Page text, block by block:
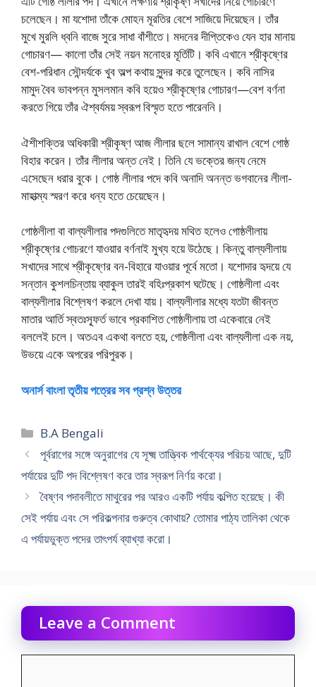
চলেছেন। মা যশোদা তাঁকে মোহন মূরতির বেশে সাজিয়ে দিয়েছেন। তাঁর
মুখে মুরলি ধ্বনি বাজে সুরে সাধা বাঁশীতে। মদনের দীপ্তিকেও যেন হার মানায়
গোচারণ— কালো তাঁর সেই নয়ন মনোহর মূর্তিটি। কবি এখানে শ্রীকৃষ্ণের
বেশ-পরিধান সৌন্দর্যকে খুব অল্প কথায় সুন্দর করে তুলেছেন। কবি নাসির
মামুদ বৈব ভাবপন্ন মুসলমান কবি হয়েও শ্রীকৃষ্ণের গোচারণ—বেশ বর্ণনা
করতে গিয়ে তাঁর ঐশ্বর্যময় স্বরূপ বিস্মৃত হতে পারেননি।
ঐশীশক্তির অধিকারী শ্রীকৃষ্ণ আজ লীলার ছলে সামান্য রাখাল বেশে গোষ্ঠ
বিহার করেন। তাঁর লীলার অন্ত নেই। তিনি যে ভক্তের জন্য নেমে
এসেছেন ধরার বুকে। গোষ্ঠ লীলার পদে কবি অনাদি অনন্ত ভগবানের লীলা-
মাহাত্ম্য স্মরণ করে ধন্য হতে চেয়েছেন।
গোষ্ঠলীলা বা বাল্যলীলার পদগুলিতে মাতৃহৃদয় মথিত হলেও গোষ্ঠলীলায়
শ্রীকৃষ্ণের গোচরণে যাওয়ার বর্ণনাই মুখ্য হয়ে উঠেছে। কিন্তু বাল্যলীলায়
সখাদের সাথে শ্রীকৃষ্ণের বন-বিহারে যাওয়ার পূর্বে মতো। যশোদার হৃদয়ে যে
সন্তান কুশলচিন্তায় ব্যাকুল তারই বহিঃপ্রকাশ ঘটেছে। গোষ্ঠলীলা এবং
বাল্যলীলার বিশ্লেষণ করলে দেখা যায়। বাল্যলীলার মধ্যে যতটা জীবন্ত
মাতার আর্তি স্বতঃস্ফূর্ত ভাবে প্রকাশিত গোষ্ঠলীলায় তা একেবারে নেই
বললেই চলে। অতএব একথা বলতে হয়, গোষ্ঠলীলা এবং বাল্যলীলা এক নয়,
উভয়ে একে অপরের পরিপুরক।
অনার্স বাংলা তৃতীয় পত্রের সব প্রশ্ন উত্তর
Categories
B.A Bengali
পূর্বরাগের সঙ্গে অনুরাগের যে সূক্ষ্ম তাত্ত্বিক পার্থক্যের পরিচয় আছে, দুটি
পর্যায়ের দুটি পদ বিশ্লেষণ করে তার স্বরূপ নির্ণয় করো।
বৈষ্ণব পদাবলীতে মাথুরের পর আরও একটি পর্যায় কল্পিত হয়েছে। কী
সেই পর্যায় এবং সে পরিকল্পনার গুরুত্ব কোথায়? তোমার পাঠ্য তালিকা থেকে
এ পর্যায়ভুক্ত পদের তাৎপর্য ব্যাখ্যা করো।
Leave a Comment